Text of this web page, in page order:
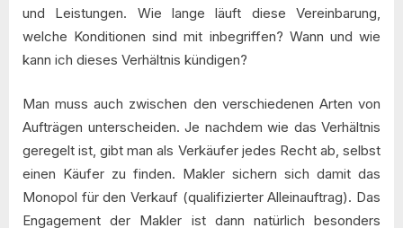
und Leistungen. Wie lange läuft diese Vereinbarung,
welche Konditionen sind mit inbegriffen? Wann und wie
kann ich dieses Verhältnis kündigen?
Man muss auch zwischen den verschiedenen Arten von
Aufträgen unterscheiden. Je nachdem wie das Verhältnis
geregelt ist, gibt man als Verkäufer jedes Recht ab, selbst
einen Käufer zu finden. Makler sichern sich damit das
Monopol für den Verkauf (qualifizierter Alleinauftrag). Das
Engagement der Makler ist dann natürlich besonders